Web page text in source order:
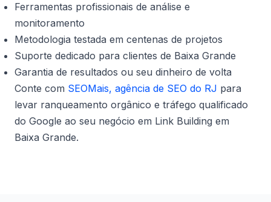
Ferramentas profissionais de análise e
monitoramento
Metodologia testada em centenas de projetos
Suporte dedicado para clientes de Baixa Grande
Garantia de resultados ou seu dinheiro de volta
Conte com SEOMais, agência de SEO do RJ para
levar ranqueamento orgânico e tráfego qualificado
do Google ao seu negócio em Link Building em
Baixa Grande.